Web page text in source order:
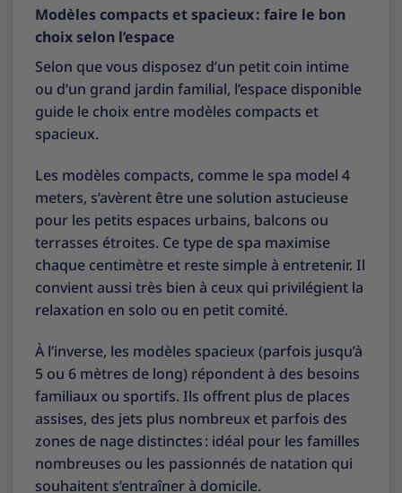
Modèles compacts et spacieux : faire le bon
choix selon l’espace
Selon que vous disposez d’un petit coin intime
ou d’un grand jardin familial, l’espace disponible
guide le choix entre modèles compacts et
spacieux.
Les modèles compacts, comme le spa model 4
meters, s’avèrent être une solution astucieuse
pour les petits espaces urbains, balcons ou
terrasses étroites. Ce type de spa maximise
chaque centimètre et reste simple à entretenir. Il
convient aussi très bien à ceux qui privilégient la
relaxation en solo ou en petit comité.
À l’inverse, les modèles spacieux (parfois jusqu’à
5 ou 6 mètres de long) répondent à des besoins
familiaux ou sportifs. Ils offrent plus de places
assises, des jets plus nombreux et parfois des
zones de nage distinctes : idéal pour les familles
nombreuses ou les passionnés de natation qui
souhaitent s’entraîner à domicile.